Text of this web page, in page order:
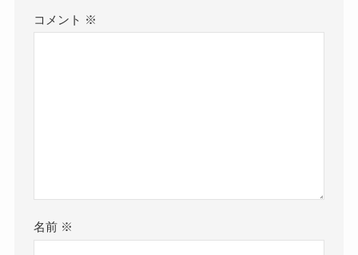
コメント ※
名前 ※